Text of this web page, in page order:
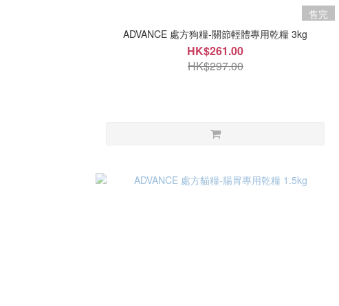
售完
ADVANCE 處方狗糧-關節輕體專用乾糧 3kg
HK$261.00
HK$297.00